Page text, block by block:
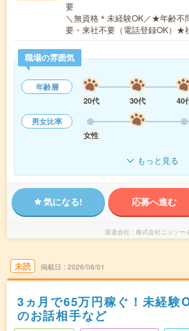
要
＼無資格＊未経験OK／★年齢
要・来社不要（電話登録OK）★
職場の雰囲気
年齢層
20代
30代 40
男女比率
女性
もっと見る
気になる! 応募へ進む
派遣会社 株式会社ニッソー
未読 掲載日 2026/08/01
3ヵ月で65万円稼ぐ！未経験
のお話相手など